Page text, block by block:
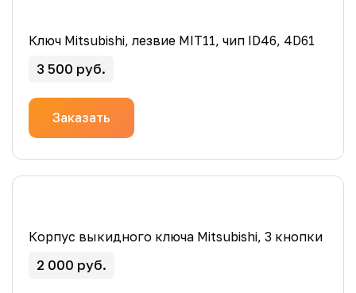
Ключ Mitsubishi, лезвие MIT11, чип ID46, 4D61
3 500 руб.
Заказать
Корпус выкидного ключа Mitsubishi, 3 кнопки
2 000 руб.